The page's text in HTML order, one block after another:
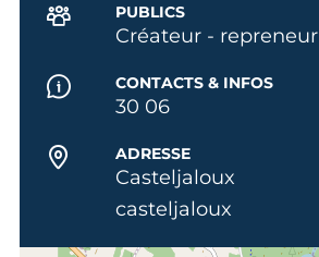
PUBLICS
Créateur - repreneur
CONTACTS & INFOS
30 06
ADRESSE
Casteljaloux
casteljaloux